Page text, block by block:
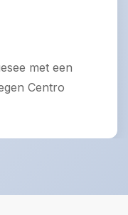
met een
Centro